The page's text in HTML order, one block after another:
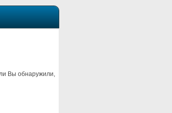
Вы обнаружили,